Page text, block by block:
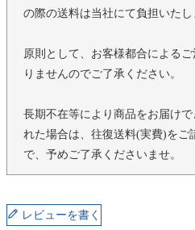
の際の送料は当社にて負担いたし
原則として、お客様都合による
りませんのでご了承ください。
長期不在等により商品をお届け
れた場合は、往復送料(実費)をご
で、予めご了承くださいませ。
レビューを書く